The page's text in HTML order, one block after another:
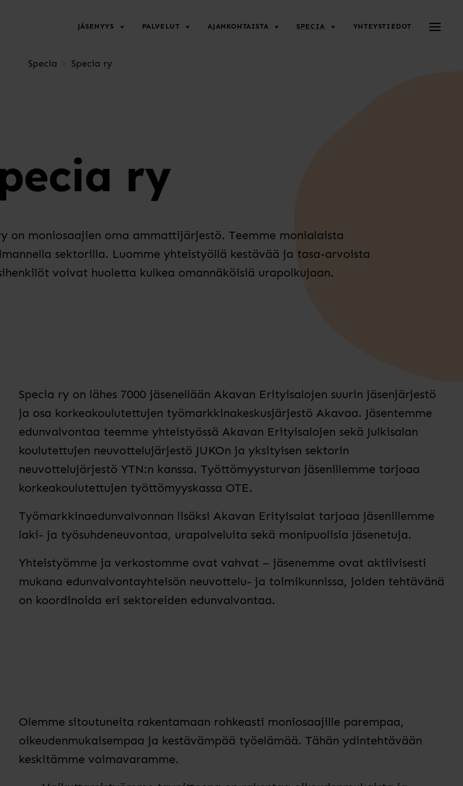
JÄSENYYS PALVELUT AJANKOHTAISTA SPECIA YHTEYSTIEDOT Avaa/
Specia Specia ry
ry
on moniosaajien oma ammattijärjestö. Teemme monialaista
sektorilla. Luomme yhteistyöllä kestävää ja tasa-arvoista
voivat huoletta kulkea omannäköisiä urapolkujaan.
Specia ry on lähes 7000 jäsenellään Akavan Erityisalojen suurin jäsenjärjestö
ja osa korkeakoulutettujen työmarkkinakeskusjärjestö Akavaa. Jäsentemme
edunvalvontaa teemme yhteistyössä Akavan Erityisalojen sekä Julkisalan
koulutettujen neuvottelujärjestö JUKOn ja yksityisen sektorin
neuvottelujärjestö YTN:n kanssa. Työttömyysturvan jäsenillemme tarjoaa
korkeakoulutettujen työttömyyskassa OTE.
Työmarkkinaedunvalvonnan lisäksi Akavan Erityisalat tarjoaa jäsenillemme
laki- ja työsuhdeneuvontaa, urapalveluita sekä monipuolisia jäsenetuja.
Yhteistyömme ja verkostomme ovat vahvat – jäsenemme ovat aktiivisesti
mukana edunvalvontayhteisön neuvottelu- ja toimikunnissa, joiden tehtävänä
on koordinoida eri sektoreiden edunvalvontaa.
Olemme sitoutuneita rakentamaan rohkeasti moniosaajille parempaa,
oikeudenmukaisempaa ja kestävämpää työelämää. Tähän ydintehtävään
keskitämme voimavaramme.